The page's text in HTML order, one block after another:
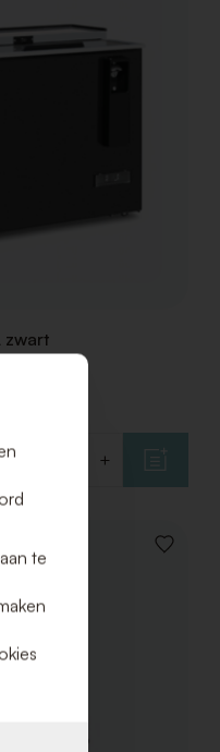
zwart
+
VOEG
te